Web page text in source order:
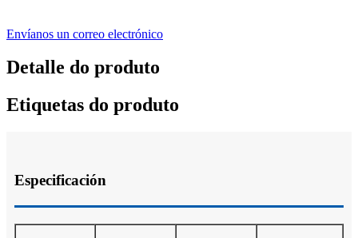
Envíanos un correo electrónico
Detalle do produto
Etiquetas do produto
Especificación